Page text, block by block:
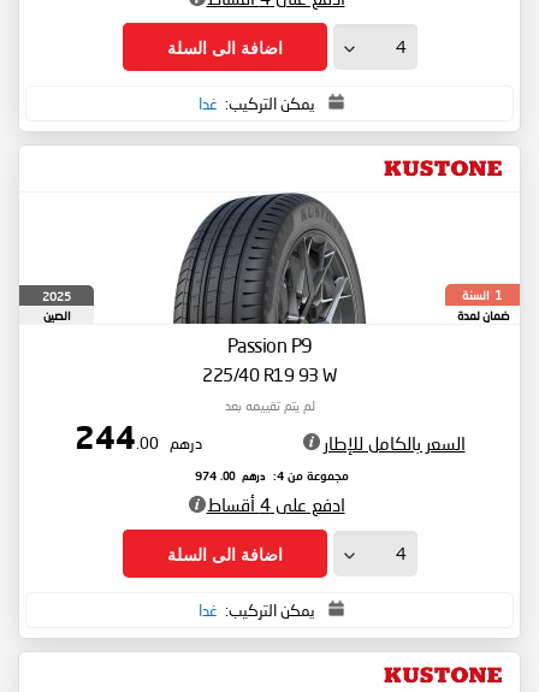
اضافة الى السلة
يمكن التركيب: غدا
1 السنة
ضمان لمدة
2025
الصين
Passion P9
225/40 R19 93 W
لم يتم تقييمه بعد
السعر بالكامل للإطار درهم 244
.00
مجموعة من 4: درهم 974
.00
ادفع على 4 أقساط
اضافة الى السلة
يمكن التركيب: غدا